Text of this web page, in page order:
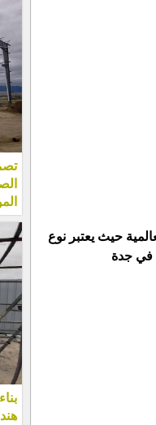
حيث يعتبر نوع
في جدة